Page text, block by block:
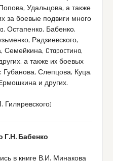
Удальцова, а также
за боевые подвиги много
Остапенко, Бабенко,
Радзиевского,
Cтapocтинa,
а такжe иx боевых
Губанова, Слепцова, Куца,
и других.
Гиляревского)
Г.Н. Бабенко
в книге В.И. Минакова